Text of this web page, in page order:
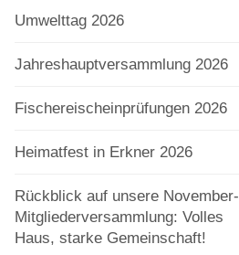
Umwelttag 2026
Jahreshauptversammlung 2026
Fischereischeinprüfungen 2026
Heimatfest in Erkner 2026
Rückblick auf unsere November-
Mitgliederversammlung: Volles
Haus, starke Gemeinschaft!